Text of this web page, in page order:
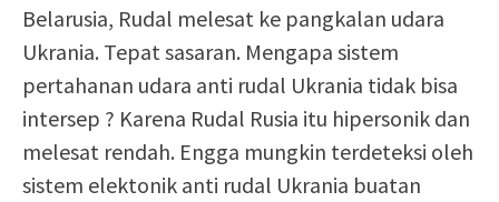
Belarusia, Rudal melesat ke pangkalan udara
Ukrania. Tepat sasaran. Mengapa sistem
pertahanan udara anti rudal Ukrania tidak bisa
intersep ? Karena Rudal Rusia itu hipersonik dan
melesat rendah. Engga mungkin terdeteksi oleh
sistem elektonik anti rudal Ukrania buatan